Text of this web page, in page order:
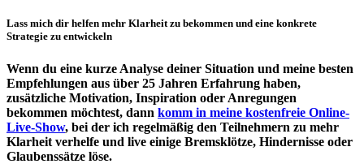
Lass mich dir helfen mehr Klarheit zu bekommen und eine konkrete
Strategie zu entwickeln
Wenn du eine kurze Analyse deiner Situation und meine besten
Empfehlungen aus über 25 Jahren Erfahrung haben,
zusätzliche Motivation, Inspiration oder Anregungen
bekommen möchtest, dann komm in meine kostenfreie Online-
Live-Show, bei der ich regelmäßig den Teilnehmern zu mehr
Klarheit verhelfe und live einige Bremsklötze, Hindernisse oder
Glaubenssätze löse.